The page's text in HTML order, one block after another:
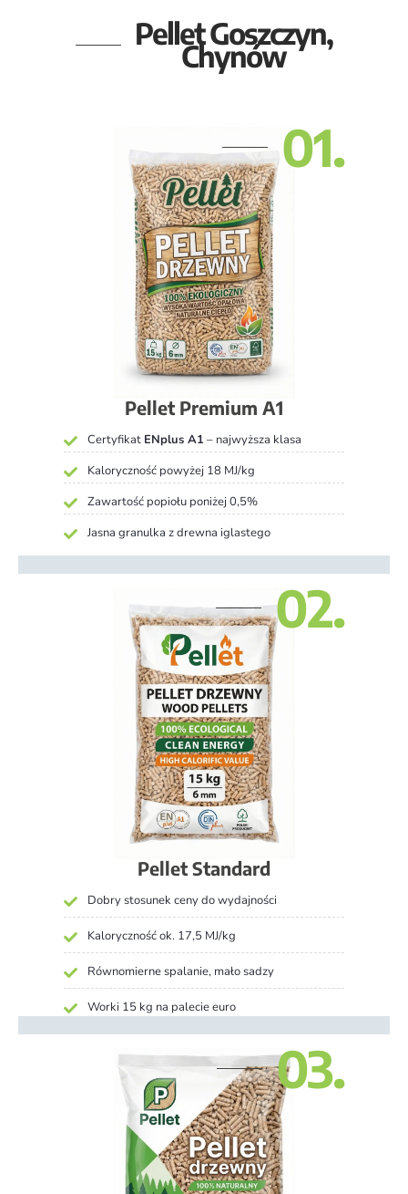
Pellet Goszczyn,
Chynów
01.
Pellet Premium A1
Certyfikat ENplus A1 – najwyższa klasa
Kaloryczność powyżej 18 MJ/kg
Zawartość popiołu poniżej 0,5%
Jasna granulka z drewna iglastego
02.
Pellet Standard
Dobry stosunek ceny do wydajności
Kaloryczność ok. 17,5 MJ/kg
Równomierne spalanie, mało sadzy
Worki 15 kg na palecie euro
03.